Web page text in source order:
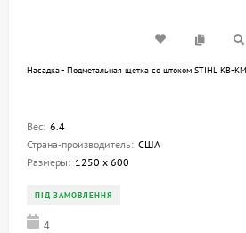
Насадка - Подметальная щетка со штоком STIHL KB-
Вес: 6.4
Страна-производитель: США
Размеры: 1250 х 600
ПІД ЗАМОВЛЕННЯ
4